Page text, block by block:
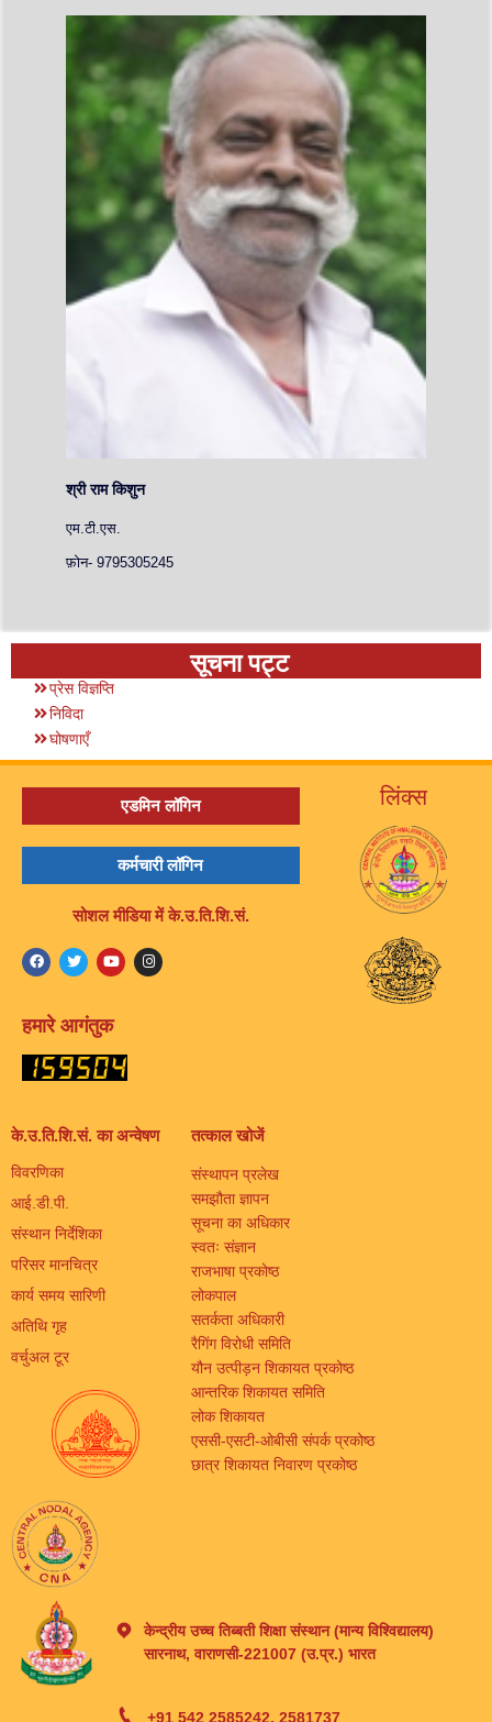
श्री राम किशुन
एम.टी.एस.
फ़ोन- 9795305245
सूचना पट्ट
प्रेस विज्ञप्ति
निविदा
घोषणाएँ
एडमिन लॉगिन
कर्मचारी लॉगिन
सोशल मीडिया में के.उ.ति.शि.सं.
हमारे आगंतुक
लिंक्स
के.उ.ति.शि.सं. का अन्वेषण
विवरणिका
आई.डी.पी.
संस्थान निर्देशिका
परिसर मानचित्र
कार्य समय सारिणी
अतिथि गृह
वर्चुअल टूर
तत्काल खोजें
संस्थापन प्रलेख
समझौता ज्ञापन
सूचना का अधिकार
स्वतः संज्ञान
राजभाषा प्रकोष्ठ
लोकपाल
सतर्कता अधिकारी
रैगिंग विरोधी समिति
यौन उत्पीड़न शिकायत प्रकोष्ठ
आन्तरिक शिकायत समिति
लोक शिकायत
एससी-एसटी-ओबीसी संपर्क प्रकोष्ठ
छात्र शिकायत निवारण प्रकोष्ठ
केन्द्रीय उच्च तिब्बती शिक्षा संस्थान (मान्य विश्विद्यालय)
सारनाथ, वाराणसी-221007 (उ.प्र.) भारत
+91 542 2585242, 2581737